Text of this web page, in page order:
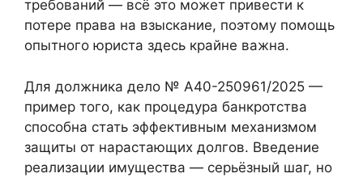
требований — всё это может привести к
потере права на взыскание, поэтому помощь
опытного юриста здесь крайне важна.
Для должника дело № А40-250961/2025 —
пример того, как процедура банкротства
способна стать эффективным механизмом
защиты от нарастающих долгов. Введение
реализации имущества — серьёзный шаг, но